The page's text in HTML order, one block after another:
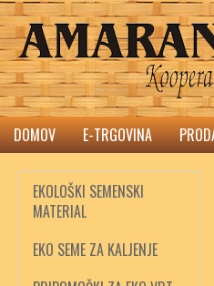
DOMOV E-TRGOVINA
EKOLOŠKI SEMENSKI
MATERIAL
EKO SEME ZA KALJENJE